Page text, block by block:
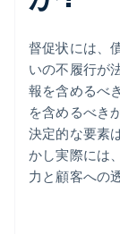
督促状には、
いの不履行が
報を含めるべ
を含めるべき
決定的な要素
かし実際には
力と顧客への